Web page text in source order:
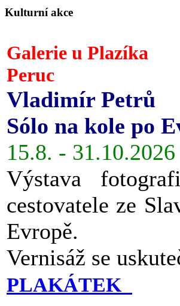
Kulturní akce
Galerie u Plazíka
Peruc
Vladimír Petrů
Sólo na kole po
15.8. - 31.10.2026
Výstava
cestovatele ze
Evropě.
Vernisáž se
PLAKÁTEK